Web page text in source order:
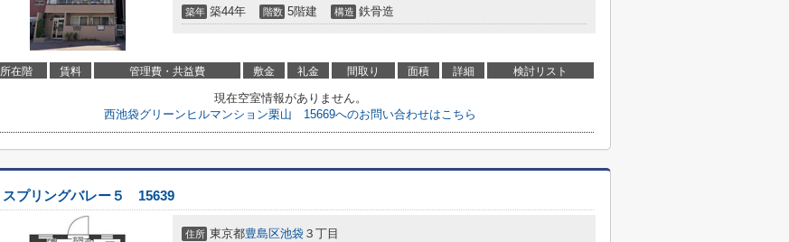
築年 築44年 階数 5階建 構造 鉄骨造
所在階 賃料 管理費・共益費 敷金 礼金 間取り 面積 詳細 検討リスト
現在空室情報がありません。
西池袋グリーンヒルマンション栗山 15669へのお問い合わせはこちら
スプリングバレー５ 15639
住所 東京都豊島区池袋 ３丁目